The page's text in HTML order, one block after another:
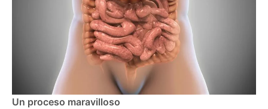
Un proceso maravilloso